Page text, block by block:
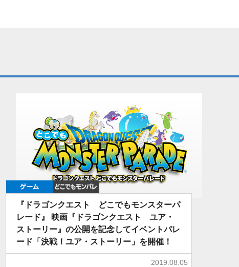
ゲーム どこでもDQMP
『ドラゴンクエスト どこでもモンスターパ
レード』 映画『ドラゴンクエスト ユア・
ストーリー』の公開を記念してイベントパレ
ード「決戦！ユア・ストーリー」を開催！
2019.08.05